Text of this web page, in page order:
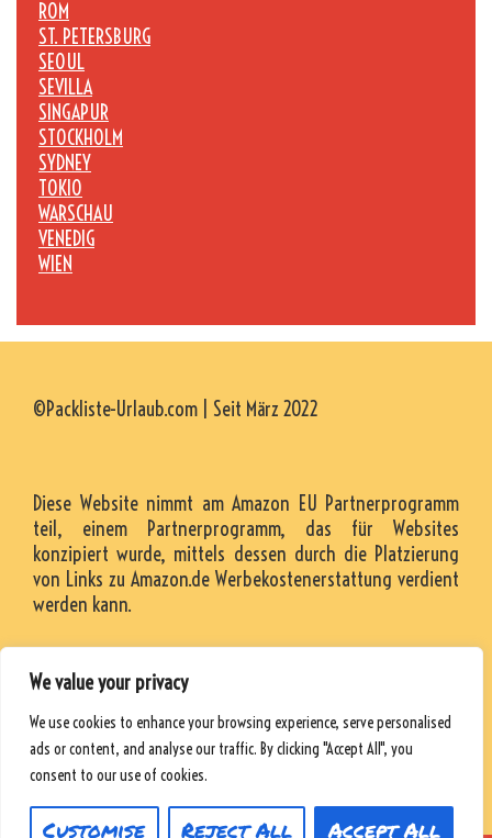
We value your privacy
We use cookies to enhance your browsing experience, serve personalised
ads or content, and analyse our traffic. By clicking "Accept All", you
consent to our use of cookies.
Customise Reject All Accept All
ROM
ST. PETERSBURG
SEOUL
SEVILLA
SINGAPUR
STOCKHOLM
SYDNEY
TOKIO
WARSCHAU
VENEDIG
WIEN
©Packliste-Urlaub.com | Seit März 2022
Diese Website nimmt am Amazon EU Partnerprogramm
teil, einem Partnerprogramm, das für Websites
konzipiert wurde, mittels dessen durch die Platzierung
von Links zu Amazon.de Werbekostenerstattung verdient
werden kann.
RESSOURCEN
DATENSCHUTZRICHTLINIE